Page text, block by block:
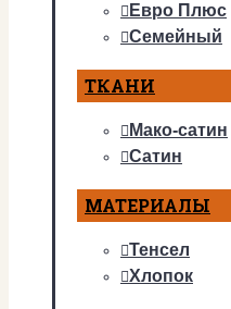
Евро Плюс
Семейный
ТКАНИ
Мако-сатин
Сатин
МАТЕРИАЛЫ
Тенсел
Хлопок